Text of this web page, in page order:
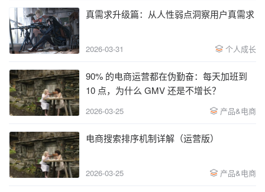
真需求升级篇：从人性弱点洞察用户真需求
2026-03-31 个人成长
90% 的电商运营都在伪勤奋：每天加班到
10 点，为什么 GMV 还是不增长？
2026-03-25 产品&电商
电商搜索排序机制详解（运营版）
2026-03-25 产品&电商